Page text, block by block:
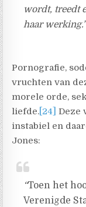
wordt, treedt
haar
Pornografie,
vruchten van
morele orde,
liefde. [24] Deze
instabiel en
Jones:
“Toen het
Verenigde